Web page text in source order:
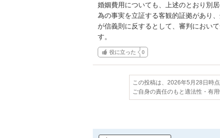
婚姻費用についても、上述のとおり別
為の事実を立証する客観的証拠があり
が信義則に反するとして、審判におい
す。
役に立った 0
この投稿は、2026年5月28日時点
ご自身の責任のもと適法性・有